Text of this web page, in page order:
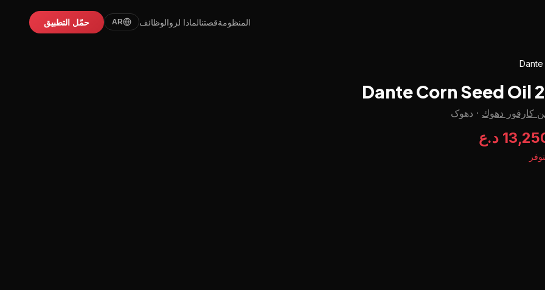
المنظومةقصتنالماذا لزوالوظائف AR حمّل التطبيق
Dante Corn Seed Oil
كارفور دهوك · دهوک
د.ع